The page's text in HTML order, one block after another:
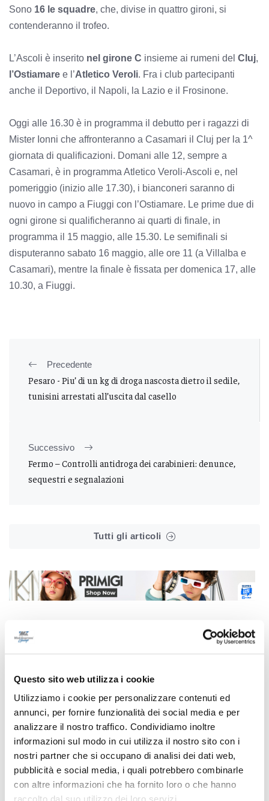
Questo sito web utilizza i cookie
Utilizziamo i cookie per personalizzare contenuti ed
annunci, per fornire funzionalità dei social media e per
analizzare il nostro traffico. Condividiamo inoltre
informazioni sul modo in cui utilizza il nostro sito con i
nostri partner che si occupano di analisi dei dati web,
pubblicità e social media, i quali potrebbero combinarle
con altre informazioni che ha fornito loro o che hanno
Sono 16 le squadre, che, divise in quattro gironi, si
contenderanno il trofeo.
L’Ascoli è inserito nel girone C insieme ai rumeni del Cluj,
l’Ostiamare e l’Atletico Veroli. Fra i club partecipanti
anche il Deportivo, il Napoli, la Lazio e il Frosinone.
Oggi alle 16.30 è in programma il debutto per i ragazzi di
Mister Ionni che affronteranno a Casamari il Cluj per la 1^
giornata di qualificazioni. Domani alle 12, sempre a
Casamari, è in programma Atletico Veroli-Ascoli e, nel
pomeriggio (inizio alle 17.30), i bianconeri saranno di
nuovo in campo a Fiuggi con l’Ostiamare. Le prime due di
ogni girone si qualificheranno ai quarti di finale, in
programma il 15 maggio, alle 15.30. Le semifinali si
disputeranno sabato 16 maggio, alle ore 11 (a Villalba e
Casamari), mentre la finale è fissata per domenica 17, alle
10.30, a Fiuggi.
Precedente
Pesaro - Piu’ di un kg di droga nascosta dietro il sedile,
tunisini arrestati all’uscita dal casello
Successivo
Fermo – Controlli antidroga dei carabinieri: denunce,
sequestri e segnalazioni
Tutti gli articoli
Correlati